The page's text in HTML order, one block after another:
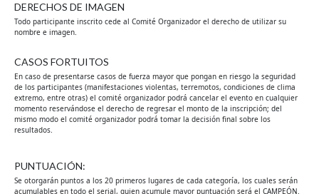
DERECHOS DE IMAGEN
Todo participante inscrito cede al Comité Organizador el derecho de utilizar su
nombre e imagen.
CASOS FORTUITOS
En caso de presentarse casos de fuerza mayor que pongan en riesgo la seguridad
de los participantes (manifestaciones violentas, terremotos, condiciones de clima
extremo, entre otras) el comité organizador podrá cancelar el evento en cualquier
momento reservándose el derecho de regresar el monto de la inscripción; del
mismo modo el comité organizador podrá tomar la decisión final sobre los
resultados.
PUNTUACIÓN:
Se otorgarán puntos a los 20 primeros lugares de cada categoría, los cuales serán
acumulables en todo el serial, quien acumule mayor puntuación será el CAMPEÓN.